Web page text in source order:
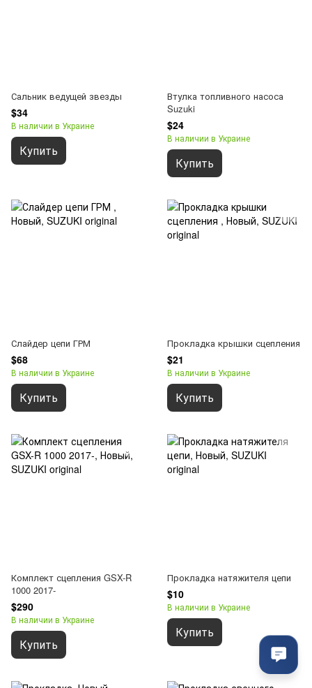
Сальник ведущей звезды
$34
В наличии в Украине
Купить
Втулка топливного насоса
Suzuki
$24
В наличии в Украине
Купить
Слайдер цепи ГРМ
$68
В наличии в Украине
Купить
Прокладка крышки сцепления
$21
В наличии в Украине
Купить
Комплект сцепления GSX-R
1000 2017-
$290
В наличии в Украине
Купить
Прокладка натяжителя цепи
$10
В наличии в Украине
Купить